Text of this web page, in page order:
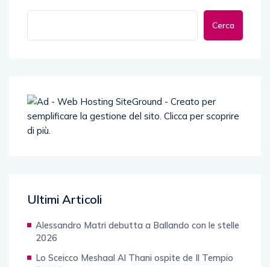
Cerca
Ultimi Articoli
Alessandro Matri debutta a Ballando con le stelle
2026
Lo Sceicco Meshaal Al Thani ospite de Il Tempio